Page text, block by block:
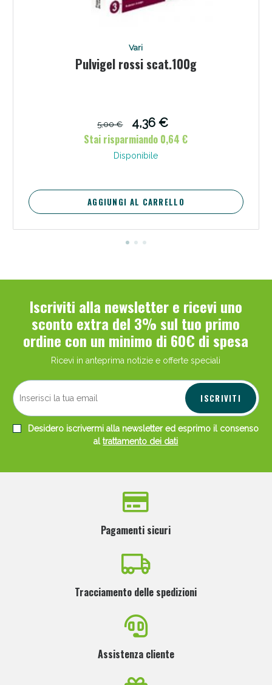
Vari
Pulvigel rossi scat.100g
5,00 €
4,36 €
Stai risparmiando 0,64 €
Disponibile
AGGIUNGI AL CARRELLO
Iscriviti alla newsletter e ricevi uno
sconto extra del 3% sul tuo primo
ordine con un minimo di 60€ di spesa
Ricevi in anteprima notizie e offerte speciali
ISCRIVITI
Desidero iscrivermi alla newsletter ed esprimo il consenso
altrattamento dei dati
Pagamenti sicuri
Tracciamento delle spedizioni
Assistenza cliente
Scopri le offerte di Oggi